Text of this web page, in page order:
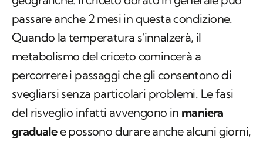
passare anche 2 mesi in questa condizione.
Quando la temperatura s'innalzerà, il
metabolismo del criceto comincerà a
percorrere i passaggi che gli consentono di
svegliarsi senza particolari problemi. Le fasi
del risveglio infatti avvengono in maniera
gradualee possono durare anche alcuni giorni,